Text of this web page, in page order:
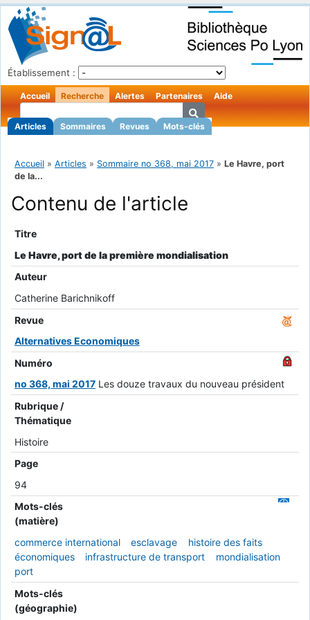
Établissement :
Accueil Recherche
Articles Sommaires Revues Mots-clés
Alertes Partenaires Aide
Accueil » Articles » Sommaire no 368, mai 2017 » Le Havre, port
de la...
Contenu de l'article
Titre
Le Havre, port de la première mondialisation
Auteur
Catherine Barichnikoff
Revue
Alternatives Economiques
Numéro
no 368, mai 2017 Les douze travaux du nouveau président
Rubrique /
Thématique
Histoire
Page
94
Mots-clés
(matière)
commerce international
esclavage
histoire des faits
économiques
infrastructure de transport
mondialisation
port
Mots-clés
(géographie)